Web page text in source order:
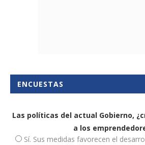
ENCUESTAS
Las políticas del actual Gobierno,
a los
Sí. Sus medidas favorecen el